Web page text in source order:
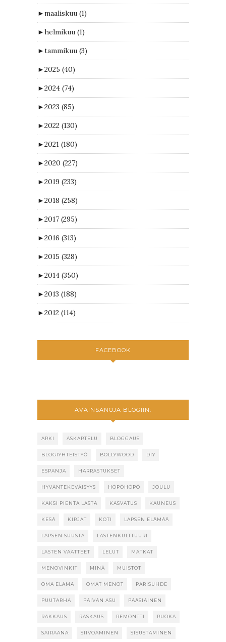
►maaliskuu (1)
►helmikuu (1)
►tammikuu (3)
►2025 (40)
►2024 (74)
►2023 (85)
►2022 (130)
►2021 (180)
►2020 (227)
►2019 (233)
►2018 (258)
►2017 (295)
►2016 (313)
►2015 (328)
►2014 (350)
►2013 (188)
►2012 (114)
FACEBOOK
AVAINSANOJA BLOGIIN:
ARKI ASKARTELU BLOGGAUS
BLOGIYHTEISTYÖ BOLLYWOOD DIY
ESPANJA HARRASTUKSET
HYVÄNTEKEVÄISYYS HÖPÖHÖPÖ JOULU
KAKSI PIENTÄ LASTA KASVATUS KAUNEUS
KESÄ KIRJAT KOTI LAPSEN ELÄMÄÄ
LAPSEN SUUSTA LASTENKULTTUURI
LASTEN VAATTEET LELUT MATKAT
MENOVINKIT MINÄ MUISTOT
OMA ELÄMÄ OMAT MENOT PARISUHDE
PUUTARHA PÄIVÄN ASU PÄÄSIÄINEN
RAKKAUS RASKAUS REMONTTI RUOKA
SAIRAANA SIIVOAMINEN SISUSTAMINEN